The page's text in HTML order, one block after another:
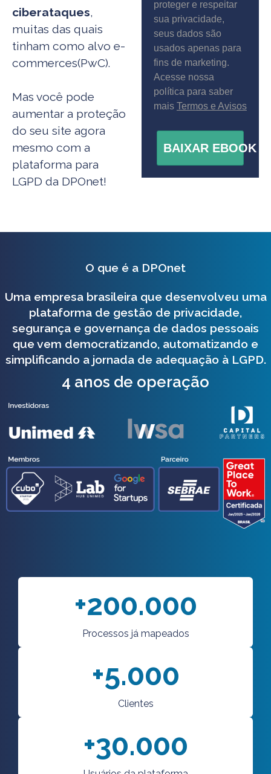
ciberataques,
muitas das quais
tinham como alvo e-
commerces​(PwC).
Mas você pode
aumentar a proteção
do seu site agora
mesmo com a
plataforma para
LGPD da DPOnet!
proteger e respeitar
sua privacidade,
seus dados são
usados apenas para
fins de marketing.
Acesse nossa
política para saber
mais Termos e Avisos
BAIXAR EBOOK
O que é a DPOnet
Uma empresa brasileira que desenvolveu uma
plataforma de gestão de privacidade,
segurança e governança de dados pessoais
que vem democratizando, automatizando e
simplificando a jornada de adequação à LGPD.
4 anos de operação
+200.000
Processos já mapeados
+5.000
Clientes
+30.000